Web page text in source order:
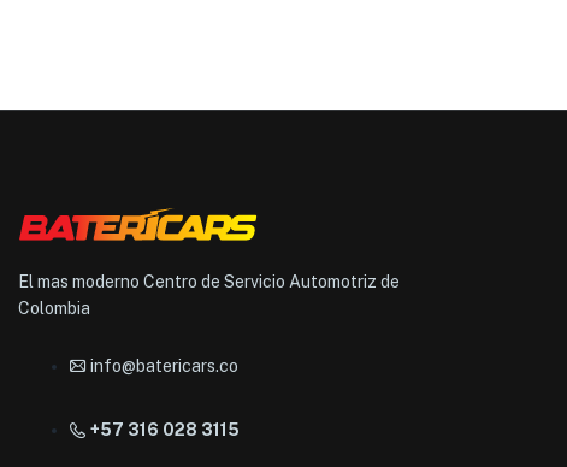
El mas moderno Centro de Servicio Automotriz de
Colombia
info@batericars.co
+57 316 028 3115